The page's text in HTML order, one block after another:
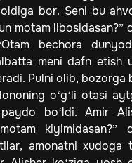
bor. Seni bu
motam libosidasan?”
bechora
meni dafn etish
Pulni olib,
o‘g‘li otasi
bo‘ldi. Amir
kiyimidasan?”
amonatni xudoga